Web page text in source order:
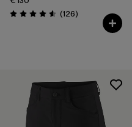
Bewertung: 4.6 / 5
(126Rezensionen
)